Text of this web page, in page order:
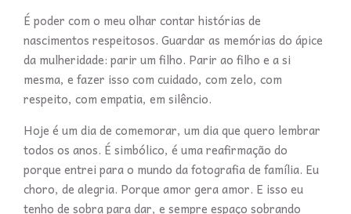
É poder com o meu olhar contar histórias de
nascimentos respeitosos. Guardar as memórias do ápice
da mulheridade: parir um filho. Parir ao filho e a si
mesma, e fazer isso com cuidado, com zelo, com
respeito, com empatia, em silêncio.
Hoje é um dia de comemorar, um dia que quero lembrar
todos os anos. É simbólico, é uma reafirmação do
porque entrei para o mundo da fotografia de família. Eu
choro, de alegria. Porque amor gera amor. E isso eu
tenho de sobra para dar, e sempre espaço sobrando